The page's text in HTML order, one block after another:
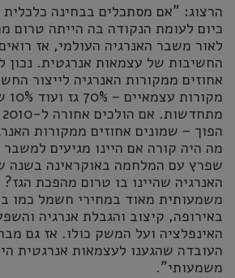
הרצוג: "אם מסתכלים בבחינה
כיום לעומת הנקודה בה הייתה טרום
לאור משבר האנרגיה העולמי, אז
אחוזים ממקורות האנרגיה לייצור
הפוך – שמונים אחוזים ממקורות
מה היה קורה אם היינו מגיעים למשבר
שפרץ עם המלחמה באוקראינה בשנה
האנרגיה שהיינו בו טרום מהפכת הגז?
משמעותית מאוד במחירי חשמל כמו
באירופה, קיצוב והגבלת אנרגיה
האינפלציה ועל המשק כולו. אז גם
העובדה שהגענו לעצמאות אנרגטית
משמעותי".